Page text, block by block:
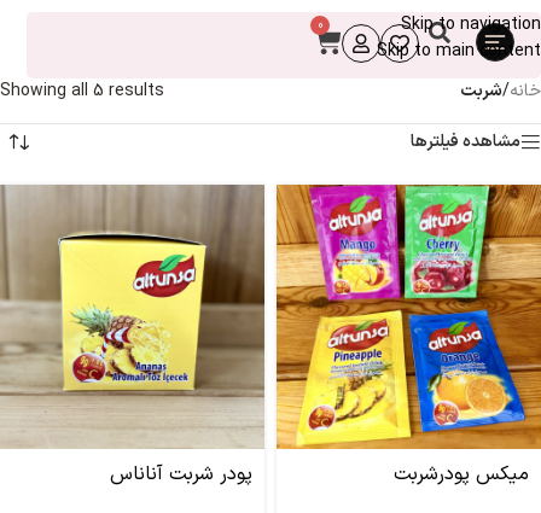
Skip to navigation
Skip to main content
0
خانه/شربت
Showing all 5 results
مشاهده فیلترها
میکس پودرشربت پودر شربت آناناس